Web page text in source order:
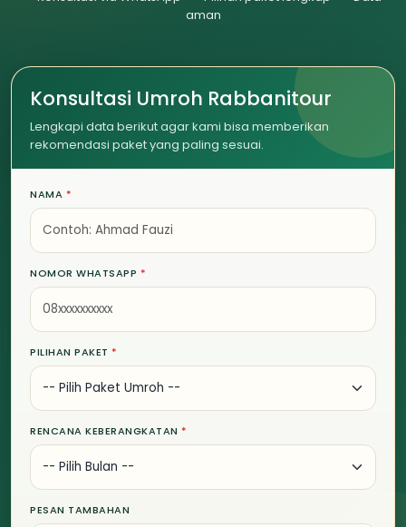
aman
Konsultasi Umroh Rabbanitour
Lengkapi data berikut agar kami bisa memberikan
rekomendasi paket yang paling sesuai.
NAMA *
NOMOR WHATSAPP *
PILIHAN PAKET *
RENCANA KEBERANGKATAN *
PESAN TAMBAHAN